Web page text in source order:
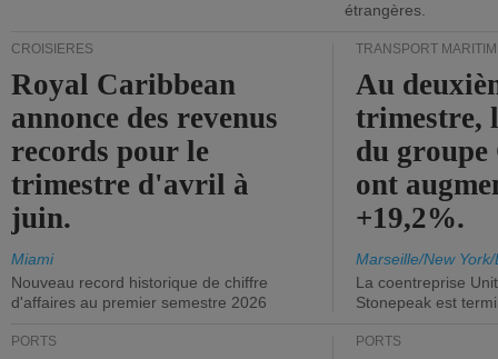
étrangères.
CROISIÈRES
Royal Caribbean
annonce des revenus
records pour le
trimestre d'avril à
juin.
Miami
Nouveau record historique de chiffre
d'affaires au premier semestre 2026
TRANSPORT
Au
trimestre,
du
ont
+19,2%.
Marseille/New
La coentreprise
Stonepeak est
PORTS PORTS